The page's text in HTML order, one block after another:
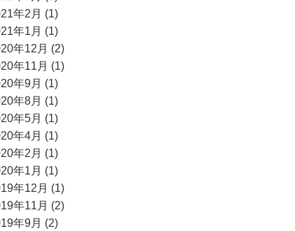
年2月 (1)
年1月 (1)
年12月 (2)
年11月 (1)
年9月 (1)
年8月 (1)
年5月 (1)
年4月 (1)
年2月 (1)
年1月 (1)
年12月 (1)
年11月 (2)
年9月 (2)